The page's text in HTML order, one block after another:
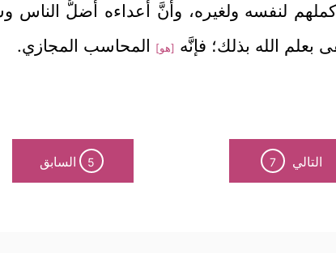
لنفسه ولغيره، وأنَّ أعداءه أضلُّ الناس
بعلم الله بذلك؛ فإنَّه [هو] المحاسب المجازي.
التالي 7
5 السابق